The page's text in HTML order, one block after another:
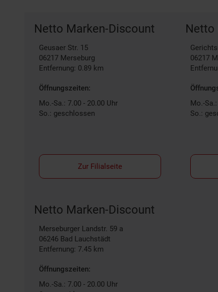
Netto Marken-Discount
Geusaer Str. 15
06217 Merseburg
Entfernung: 0.89 km
Öffnungszeiten:
Mo.-Sa.: 7.00 - 20.00 Uhr
So.: geschlossen
Zur Filialseite
Netto
06217
Mo.-
So.:
Netto Marken-Discount
Merseburger Landstr. 59 a
06246 Bad Lauchstädt
Entfernung: 7.45 km
Öffnungszeiten:
Mo.-Sa.: 7.00 - 20.00 Uhr